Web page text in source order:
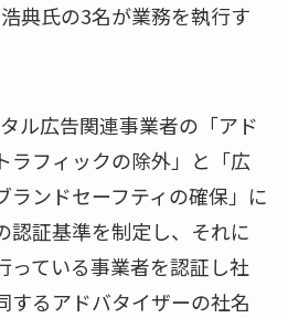
典氏の3名が業務を執行す
ル広告関連事業者の「アド
ラフィックの除外」と「広
ランドセーフティの確保」に
認証基準を制定し、それに
っている事業者を認証し社
するアドバタイザーの社名